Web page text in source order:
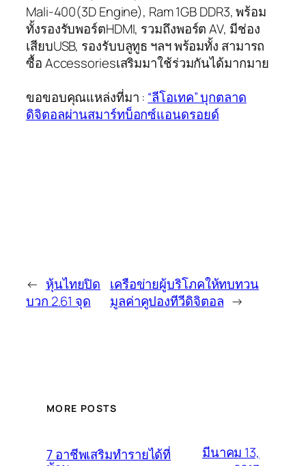
Mali-400(3D Engine), Ram 1GB DDR3, พร้อม
ทั้งรองรับพอร์ตHDMI, รวมถึงพอร์ต AV, มีช่อง
เสียบUSB, รองรับบลูทูธ ฯลฯ พร้อมทั้ง สามารถ
ซื้อ Accessoriesเสริมมาใช้ร่วมกันได้มากมาย
ขอขอบคุณแหล่งที่มา : “ลีโอเทค” บุกตลาด
ดิจิตอลผ่านสมาร์ทบ็อกซ์แอนดรอยด์
← หุ้นไทยปิด
บวก 2.61 จุด
เครือข่ายผู้บริโภคให้ทบทวน
มูลค่าคูปองทีวีดิจิตอล →
MORE POSTS
7 อาชีพเสริมทำรายได้ที่
มีนาคม 13,